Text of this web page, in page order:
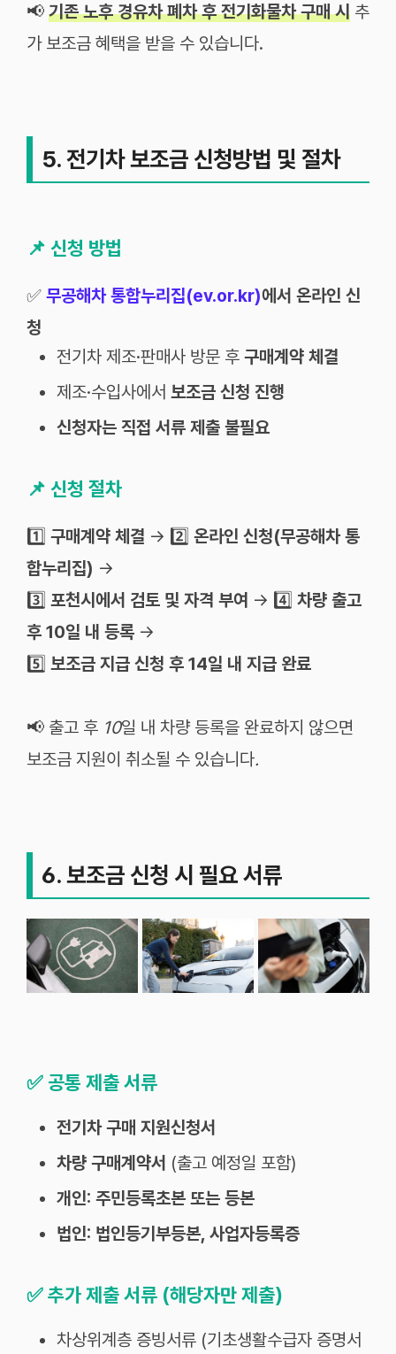
📢 기존 노후 경유차 폐차 후 전기화물차 구매 시 추
가 보조금 혜택을 받을 수 있습니다.
5. 전기차 보조금 신청방법 및 절차
📌 신청 방법
✅ 무공해차 통합누리집(ev.or.kr)에서 온라인 신
청
전기차 제조·판매사 방문 후 구매계약 체결
제조·수입사에서 보조금 신청 진행
신청자는 직접 서류 제출 불필요
📌 신청 절차
1️⃣ 구매계약 체결 → 2️⃣ 온라인 신청(무공해차 통
합누리집) →
3️⃣ 포천시에서 검토 및 자격 부여 → 4️⃣ 차량 출고
후 10일 내 등록 →
5️⃣ 보조금 지급 신청 후 14일 내 지급 완료
📢 출고 후 10일 내 차량 등록을 완료하지 않으면
보조금 지원이 취소될 수 있습니다.
6. 보조금 신청 시 필요 서류
✅ 공통 제출 서류
전기차 구매 지원신청서
차량 구매계약서 (출고 예정일 포함)
개인: 주민등록초본 또는 등본
법인: 법인등기부등본, 사업자등록증
✅추가 제출 서류 (해당자만 제출)
차상위계층 증빙서류 (기초생활수급자 증명서